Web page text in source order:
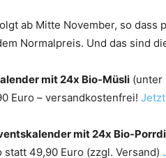
ab Mitte November, so dass
Normalpreis. Und das sind
mit 24x Bio-Müsli (unter
Euro – versandkostenfrei!
mit 24x Bio-
49,90 Euro (zzgl. Versand)